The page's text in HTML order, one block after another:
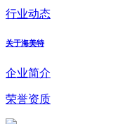
行业动态
关于海美特
企业简介
荣誉资质